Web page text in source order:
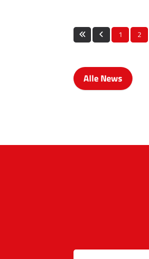
1 2
Alle News